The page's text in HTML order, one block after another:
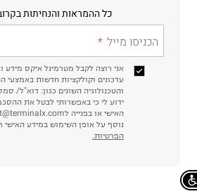
כל ההמראות והנחיתות
הכניסו מייל
אני רוצה לקבל מטרמינל איקס מידע
עדכונים וקולקציות חדשות באמצעי
והטכנולוגיה השונים כגון: דוא"ל/
ידוע לי כי באפשרותי לבטל את
נוסף על אופן השימוש במידע האישי
הפרטיות.